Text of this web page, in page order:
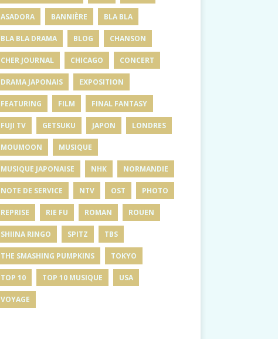
ASADORA BANNIÈRE BLA BLA
BLA BLA DRAMA BLOG CHANSON
CHER JOURNAL CHICAGO CONCERT
DRAMA JAPONAIS EXPOSITION
FEATURING FILM FINAL FANTASY
FUJI TV GETSUKU JAPON LONDRES
MOUMOON MUSIQUE
MUSIQUE JAPONAISE NHK NORMANDIE
NOTE DE SERVICE NTV OST PHOTO
REPRISE RIE FU ROMAN ROUEN
SHIINA RINGO SPITZ TBS
THE SMASHING PUMPKINS TOKYO
TOP 10 TOP 10 MUSIQUE USA
VOYAGE